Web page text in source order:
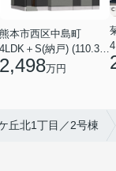
熊本市西区中島町
4LDK＋S(納戸) (110.37㎡)
2,498万円
丘北1丁目／2号棟